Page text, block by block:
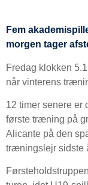
Fem
morgen tager
Fredag klokken
når vinterens
12 timer senere er
første træning på
Alicante på den
træningslejr sidste